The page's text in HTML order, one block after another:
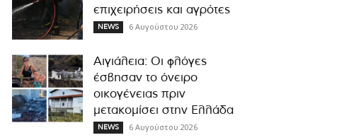
επιχειρήσεις και αγρότες
NEWS 6 Αυγούστου 2026
Αιγιάλεια: Οι φλόγες
έσβησαν το όνειρο
οικογένειας πριν
μετακομίσει στην Ελλάδα
NEWS 6 Αυγούστου 2026